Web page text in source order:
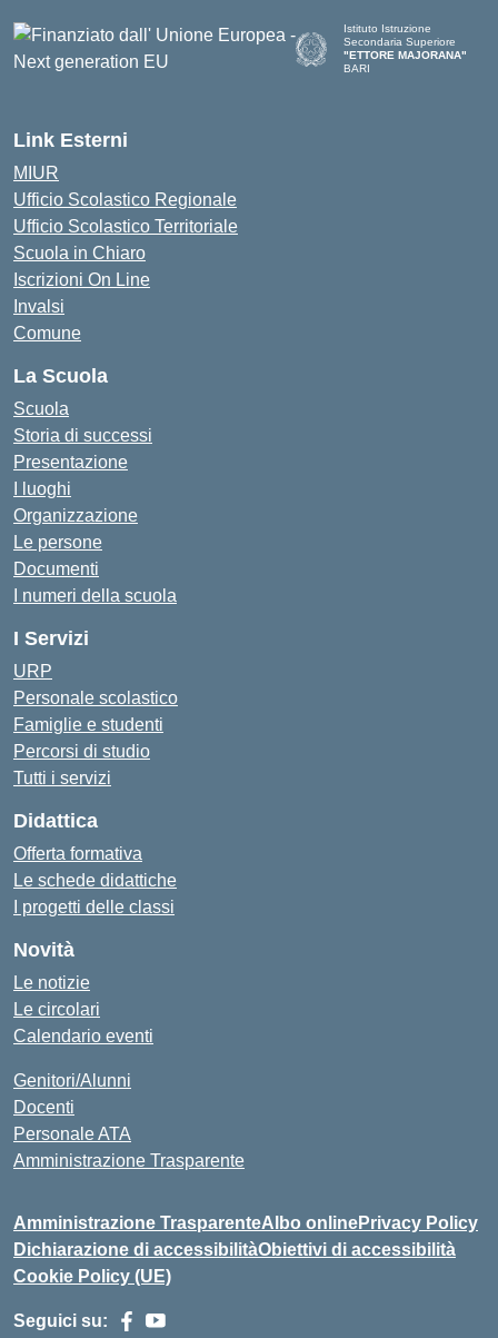
Istituto Istruzione
Secondaria Superiore
"ETTORE MAJORANA"
BARI
Link Esterni
MIUR
Ufficio Scolastico Regionale
Ufficio Scolastico Territoriale
Scuola in Chiaro
Iscrizioni On Line
Invalsi
Comune
La Scuola
Scuola
Storia di successi
Presentazione
I luoghi
Organizzazione
Le persone
Documenti
I numeri della scuola
I Servizi
URP
Personale scolastico
Famiglie e studenti
Percorsi di studio
Tutti i servizi
Didattica
Offerta formativa
Le schede didattiche
I progetti delle classi
Novità
Le notizie
Le circolari
Calendario eventi
Genitori/Alunni
Docenti
Personale ATA
Amministrazione Trasparente
Amministrazione TrasparenteAlbo onlinePrivacy Policy
Dichiarazione di accessibilitàObiettivi di accessibilità
Cookie Policy (UE)
Seguici su: